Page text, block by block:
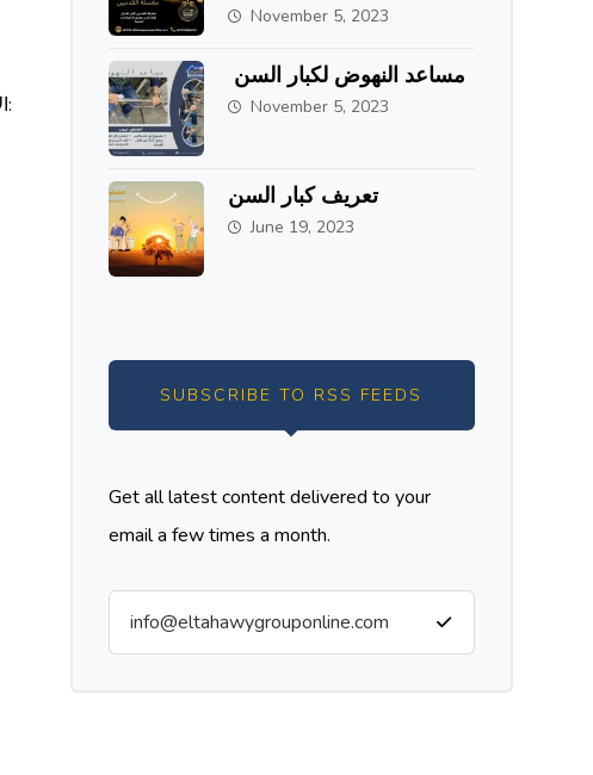
الأشخاص ذوي الاحتياجات الخاصة في الحد من الإعاقة، وقد يتكون الكرسي المتحرك من عدة أجزاء مهمة، ومن أهمها ما يلي:
November 5, 2023
مساعد النهوض لكبار السن
November 5, 2023
تعريف كبار السن
June 19, 2023
SUBSCRIBE TO RSS FEEDS
Get all latest content delivered to your
email a few times a month.